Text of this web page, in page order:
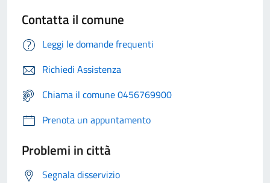
Contatta il comune
Leggi le domande frequenti
Richiedi Assistenza
Chiama il comune 0456769900
Prenota un appuntamento
Problemi in città
Segnala disservizio